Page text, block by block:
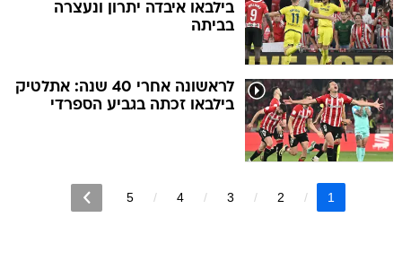
בילבאו איבדה יתרון ונעצרה
בביתה
לראשונה אחרי 40 שנה: אתלטיק
בילבאו זכתה בגביע הספרדי
1
2
3
4
5